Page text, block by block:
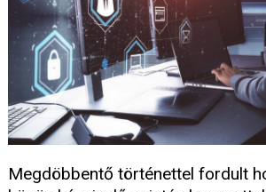
Megdöbbentő történettel fordult